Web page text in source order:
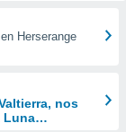
Herserange
nos
Luna